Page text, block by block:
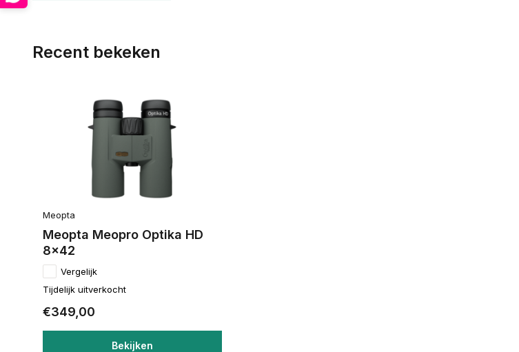
Recent bekeken
Meopta
Meopta Meopro Optika HD
8x42
Vergelijk
Tijdelijk uitverkocht
€349,00
Bekijken